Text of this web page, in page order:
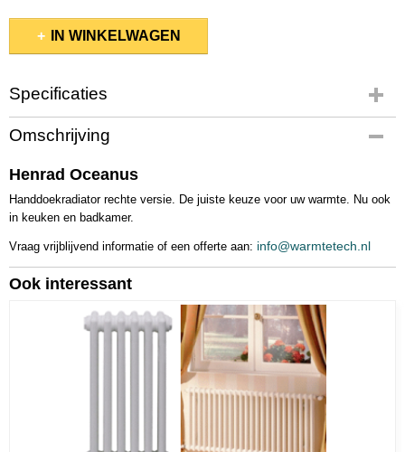
IN WINKELWAGEN
Specificaties
Afmetingen (l,b,h)
50 x 8 x 118 cm
Omschrijving
Henrad Oceanus
Handdoekradiator rechte versie. De juiste keuze voor uw warmte. Nu ook
in keuken en badkamer.
Vraag vrijblijvend informatie of een offerte aan: info@warmtetech.nl
Ook interessant